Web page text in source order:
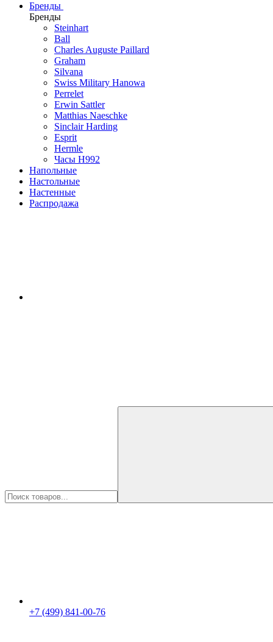
Бренды
Бренды
Steinhart
Ball
Charles Auguste Paillard
Graham
Silvana
Swiss Military Hanowa
Perrelet
Erwin Sattler
Matthias Naeschke
Sinclair Harding
Esprit
Hermle
Часы H992
Напольные
Настольные
Настенные
Распродажа
+7 (499) 841-00-76